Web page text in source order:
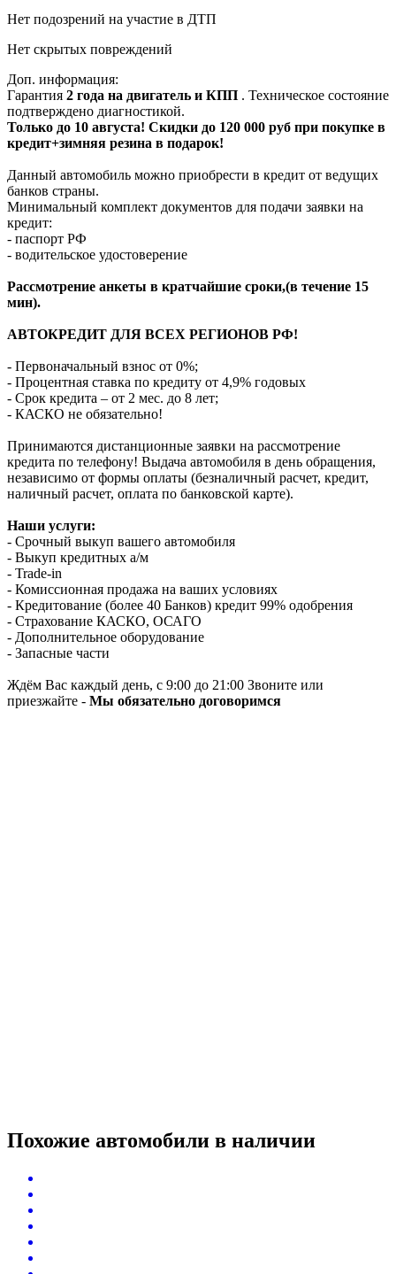
Нет подозрений на участие в ДТП
Нет скрытых повреждений
Доп. информация:
Гарантия 2 года на двигатель и КПП . Техническое состояние
подтверждено диагностикой.
Только до 10 августа! Скидки до 120 000 руб при покупке в
кредит+зимняя резина в подарок!
Данный автомобиль можно приобрести в кредит от ведущих
банков страны.
Минимальный комплект документов для подачи заявки на
кредит:
- паспорт РФ
- водительское удостоверение
Рассмотрение анкеты в кратчайшие сроки,(в течение 15
мин).
АВТОКРЕДИТ ДЛЯ ВСЕХ РЕГИОНОВ РФ!
- Первоначальный взнос от 0%;
- Процентная ставка по кредиту от 4,9% годовых
- Срок кредита – от 2 мес. до 8 лет;
- КАСКО не обязательно!
Принимаются дистанционные заявки на рассмотрение
кредита по телефону! Выдача автомобиля в день обращения,
независимо от формы оплаты (безналичный расчет, кредит,
наличный расчет, оплата по банковской карте).
Наши услуги:
- Срочный выкуп вашего автомобиля
- Выкуп кредитных а/м
- Trade-in
- Комиссионная продажа на ваших условиях
- Кредитование (более 40 Банков) кредит 99% одобрения
- Страхование КАСКО, ОСАГО
- Дополнительное оборудование
- Запасные части
Ждём Вас каждый день, с 9:00 до 21:00 Звоните или
приезжайте - Мы обязательно договоримся
Похожие автомобили в наличии